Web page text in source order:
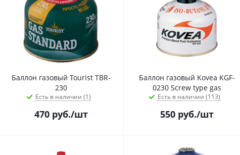
Баллон газовый Tourist TBR-
230
Есть в наличии (1)
470руб./шт
Баллон газовый Kovea KGF-
0230 Screw type gas
Есть в наличии (113)
550руб./шт